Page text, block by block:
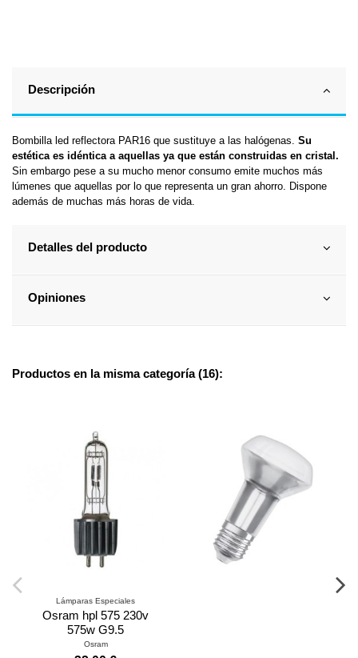
Descripción
Bombilla led reflectora PAR16 que sustituye a las halógenas. Su
estética es idéntica a aquellas ya que están construidas en cristal.
Sin embargo pese a su mucho menor consumo emite muchos más
lúmenes que aquellas por lo que representa un gran ahorro. Dispone
además de muchas más horas de vida.
Detalles del producto
Opiniones
Productos en la misma categoría (16):
Lámparas Especiales
Osram hpl 575 230v
575w G9.5
Osram